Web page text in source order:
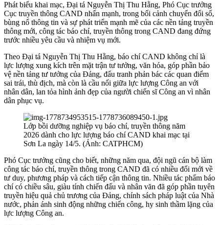
Phát biểu khai mạc, Đại tá Nguyễn Thị Thu Hằng, Phó Cục trưởng
Cục truyền thông CAND nhấn mạnh, trong bối cảnh chuyển đổi số,
bùng nổ thông tin và sự phát triển mạnh mẽ của các nền tảng truyền
thông mới, công tác báo chí, truyền thông trong CAND đang đứng
trước nhiều yêu cầu và nhiệm vụ mới.
Theo Đại tá Nguyễn Thị Thu Hằng, báo chí CAND không chỉ là
lực lượng xung kích trên mặt trận tư tưởng, văn hóa, góp phần bảo
vệ nền tảng tư tưởng của Đảng, đấu tranh phản bác các quan điểm
sai trái, thù địch, mà còn là cầu nối giữa lực lượng Công an với
nhân dân, lan tỏa hình ảnh đẹp của người chiến sĩ Công an vì nhân
dân phục vụ.
Lớp bồi dưỡng nghiệp vụ báo chí, truyền thông năm
2026 dành cho lực lượng báo chí CAND khai mạc tại
Sơn La ngày 14/5. (Ảnh: CATPHCM)
Phó Cục trưởng cũng cho biết, những năm qua, đội ngũ cán bộ làm
công tác báo chí, truyền thông trong CAND đã có nhiều đổi mới về
tư duy, phương pháp và cách tiếp cận thông tin. Nhiều tác phẩm báo
chí có chiều sâu, giàu tính chiến đấu và nhân văn đã góp phần tuyên
truyền hiệu quả chủ trương của Đảng, chính sách pháp luật của Nhà
nước, phản ánh sinh động những chiến công, hy sinh thầm lặng của
lực lượng Công an.